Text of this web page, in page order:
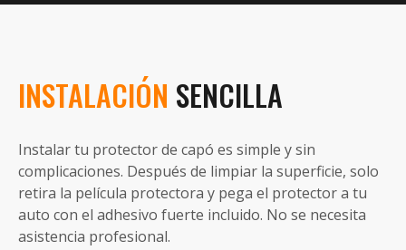
INSTALACIÓN SENCILLA
Instalar tu protector de capó es simple y sin
complicaciones. Después de limpiar la superficie, solo
retira la película protectora y pega el protector a tu
auto con el adhesivo fuerte incluido. No se necesita
asistencia profesional.